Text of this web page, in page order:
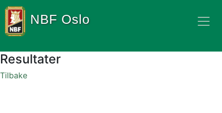
NBF Oslo
Resultater
Tilbake